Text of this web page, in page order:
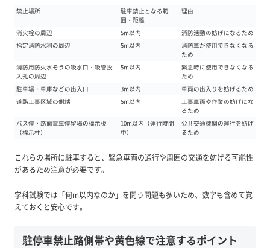
禁止場所
駐車禁止となる範
囲・距離
理由
消火栓の周辺 5m以内
消防活動の妨げになるため
指定消防水利の周辺
5m以内
消防車が使用できなくなる
ため
消防用防火水そうの吸水口・吸管投
入孔の周辺
5m以内
緊急時に使用できなくなる
ため
駐車場・車庫などの出入口
3m以内
車両の出入りを妨げるため
道路工事区域の側端
5m以内
工事車両や作業の妨げにな
るため
バス停・路面電車停留場の標示板
（標示柱）
10m以内（運行時間
中）
公共交通機関の運行を妨げ
るため
これらの場所に駐車すると、緊急車両の通行や周囲の交通を妨げる可能性
があるため注意が必要です。
学科試験では「何m以内なのか」を問う問題も多いため、数字も含めて覚
えておくと安心です。
駐停車禁止路側帯や黄色線で注意するポイント